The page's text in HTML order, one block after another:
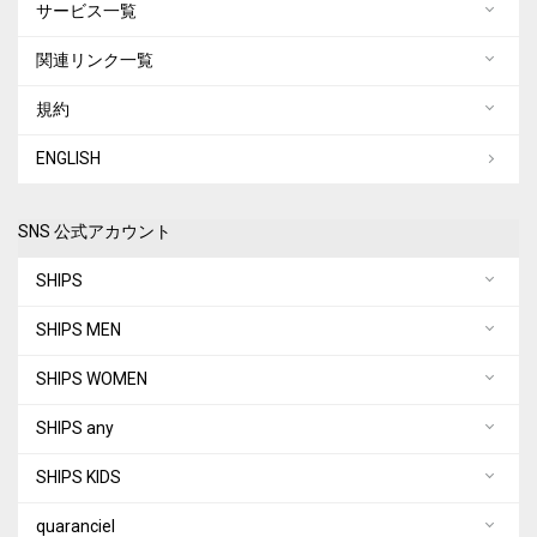
サービス一覧
関連リンク一覧
規約
ENGLISH
SNS 公式アカウント
SHIPS
SHIPS MEN
SHIPS WOMEN
SHIPS any
SHIPS KIDS
quaranciel